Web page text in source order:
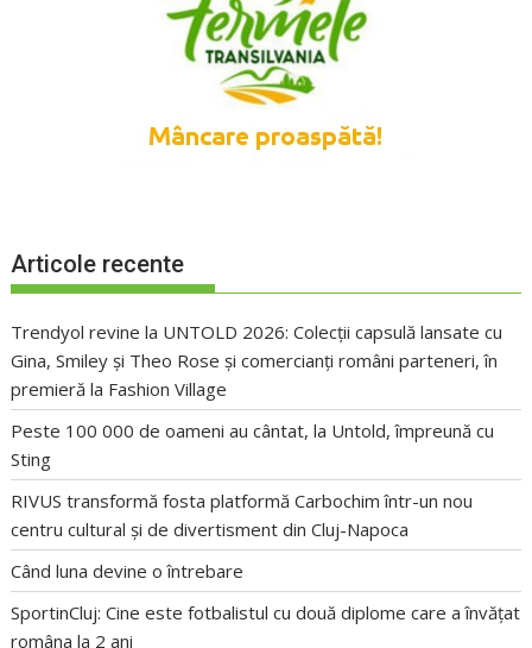
Articole recente
Trendyol revine la UNTOLD 2026: Colecții capsulă lansate cu
Gina, Smiley și Theo Rose și comercianți români parteneri, în
premieră la Fashion Village
Peste 100 000 de oameni au cântat, la Untold, împreună cu
Sting
RIVUS transformă fosta platformă Carbochim într-un nou
centru cultural și de divertisment din Cluj-Napoca
Când luna devine o întrebare
SportinCluj: Cine este fotbalistul cu două diplome care a învățat
româna la 2 ani